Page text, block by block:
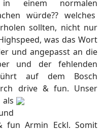
einem normalen
würde?? welches
sollten, nicht nur
was das Wort
und angepasst an die
und der fehlenden
auf dem Bosch
drive & fun. Unser
fun Armin Eckl. Somit